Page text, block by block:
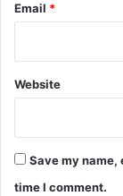
Email *
Website
Save my name,
time I comment.